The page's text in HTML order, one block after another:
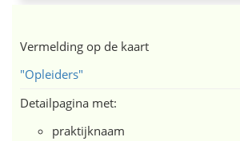
Vermelding op de kaart
"Opleiders"
Detailpagina met:
praktijknaam